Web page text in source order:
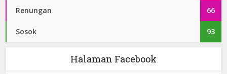
Renungan 66
Sosok 93
Halaman Facebook